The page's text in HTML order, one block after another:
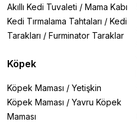
Akıllı Kedi Tuvaleti / Mama Kabı
Kedi Tırmalama Tahtaları / Kedi
Tarakları / Furminator Taraklar
Köpek
Köpek Maması / Yetişkin
Köpek Maması / Yavru Köpek
Maması